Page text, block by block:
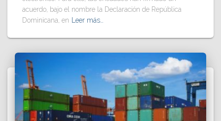
acuerdo, bajo el nombre la Declaración de República
Dominicana, en
Leer más…